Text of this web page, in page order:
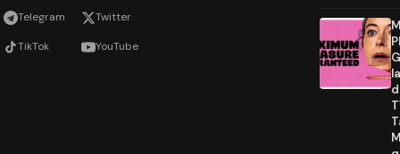
Telegram Twitter
TikTok YouTube